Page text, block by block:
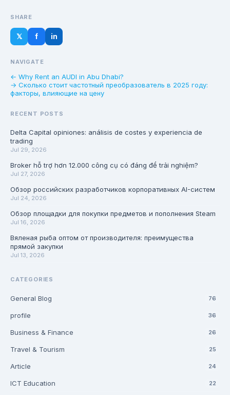
SHARE
𝕏 f in
NAVIGATE
← Why Rent an AUDI in Abu Dhabi?
→ Сколько стоит частотный преобразователь в 2025 году:
факторы, влияющие на цену
RECENT POSTS
Delta Capital opiniones: análisis de costes y experiencia de
trading
Jul 29, 2026
Broker hỗ trợ hơn 12.000 công cụ có đáng để trải nghiệm?
Jul 27, 2026
Обзор российских разработчиков корпоративных AI-систем
Jul 24, 2026
Обзор площадки для покупки предметов и пополнения Steam
Jul 16, 2026
Вяленая рыба оптом от производителя: преимущества
прямой закупки
Jul 13, 2026
CATEGORIES
General Blog 76
profile 36
Business & Finance 26
Travel & Tourism 25
Article 24
ICT Education 22